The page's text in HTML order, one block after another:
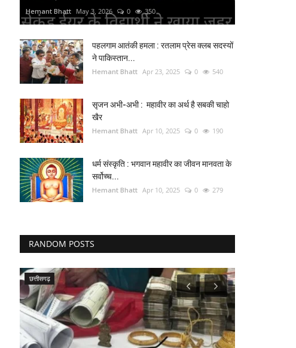
Hemant Bhatt May 3, 2026 0 350
पहलगाम आतंकी हमला : रतलाम प्रेस क्लब सदस्यों
ने पाकिस्तान...
Hemant Bhatt Apr 23, 2025 0 540
सृजन अभी-अभी : महावीर का अर्थ है सबकी चाहो
खैर
Hemant Bhatt Apr 10, 2025 0 190
धर्म संस्कृति : भगवान महावीर का जीवन मानवता के
सर्वोच्च...
Hemant Bhatt Apr 10, 2025 0 279
RANDOM POSTS
छत्तीसगढ़